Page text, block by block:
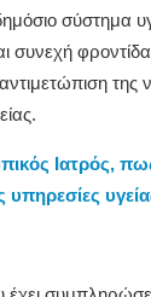
σύστημα
συνεχή
της
Ιατρός,
υπηρεσίες